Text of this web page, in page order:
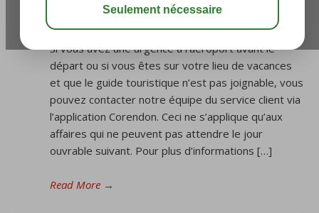
et mon séjour?
Si vous avez une urgence à l’aéroport avant le
départ ou si vous êtes sur votre lieu de vacances
et que le guide touristique n’est pas joignable, vous
pouvez contacter notre équipe du service client via
l’application Corendon. Ceci ne s’applique qu’aux
affaires qui ne peuvent pas attendre le jour
ouvrable suivant. Pour plus d’informations […]
Read More →